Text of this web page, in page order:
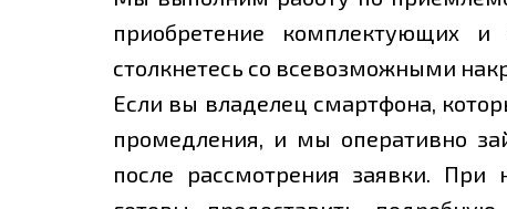
приобретение комплектующих
столкнетесь со всевозможными
Если вы владелец смартфона,
промедления, и мы оперативно
после рассмотрения заявки. При